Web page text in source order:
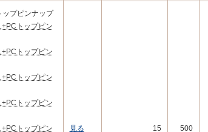
ップピンナップ
トップピン
トップピン
トップピン
トップピン
トップピン
見る 15 500